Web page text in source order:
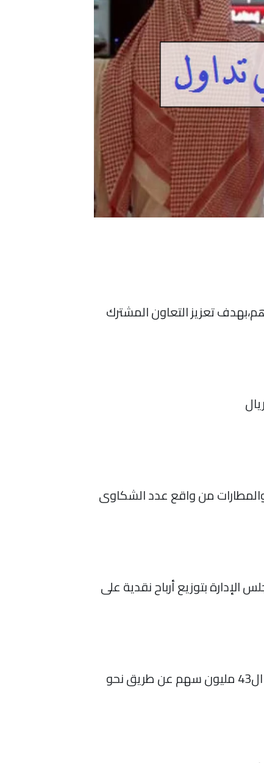
تعزيز التعاون المشترك
من واقع عدد الشكاوى
مجلس الإدارة بتوزيع أرباح نقدية على
تراجع سهم الشركة خلال جلسة أمس الثلاثاء، بنسبة 8% عند 67 ريالا، وسط تداولات كثيفة تجاوزت ال43 مليون سهم عن طريق نحو